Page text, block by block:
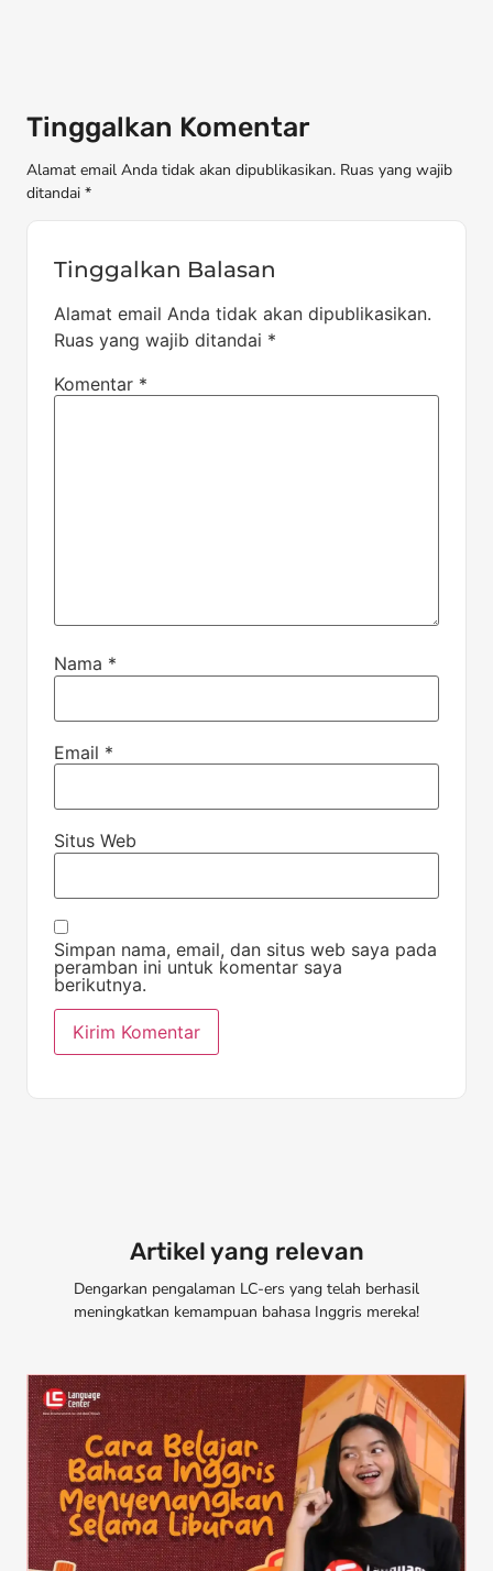
Tinggalkan Komentar
Alamat email Anda tidak akan dipublikasikan. Ruas yang wajib
ditandai *
Tinggalkan Balasan
Alamat email Anda tidak akan dipublikasikan.
Ruas yang wajib ditandai *
Komentar *
Nama *
Email *
Situs Web
Simpan nama, email, dan situs web saya pada
peramban ini untuk komentar saya
berikutnya.
Artikel yang relevan
Dengarkan pengalaman LC-ers yang telah berhasil
meningkatkan kemampuan bahasa Inggris mereka!